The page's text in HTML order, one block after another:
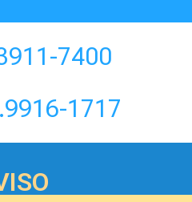
7400
1717